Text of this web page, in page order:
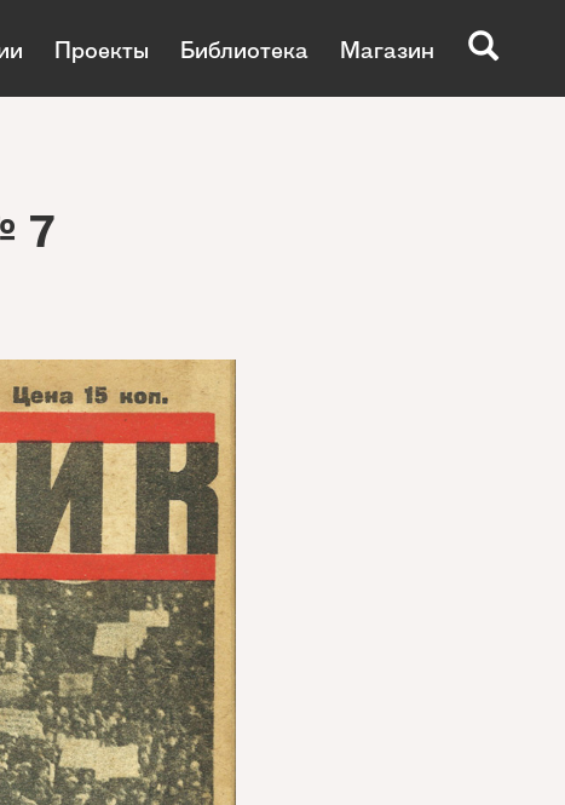
Проекты Библиотека Магазин
7